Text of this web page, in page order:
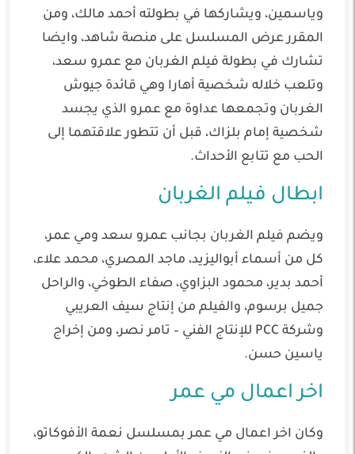
وياسمين، ويشاركها في بطولته أحمد مالك، ومن
المقرر عرض المسلسل على منصة شاهد، وايضا
تشارك في بطولة فيلم الغربان مع عمرو سعد،
وتلعب خلاله شخصية أهارا وهي قائدة جيوش
الغربان وتجمعها عداوة مع عمرو الذي يجسد
شخصية إمام بلزاك، قبل أن تتطور علاقتهما إلى
الحب مع تتابع الأحداث.
ابطال فيلم الغربان
ويضم فيلم الغربان بجانب عمرو سعد ومي عمر،
كل من أسماء أبواليزيد، ماجد المصري، محمد علاء،
أحمد بدير، محمود البزاوي، صفاء الطوخي، والراحل
جميل برسوم، والفيلم من إنتاج سيف العريبي
وشركة PCC للإنتاج الفني – تامر نصر، ومن إخراج
ياسين حسن.
اخر اعمال مي عمر
وكان اخر اعمال مي عمر بمسلسل نعمة الأفوكاتو،